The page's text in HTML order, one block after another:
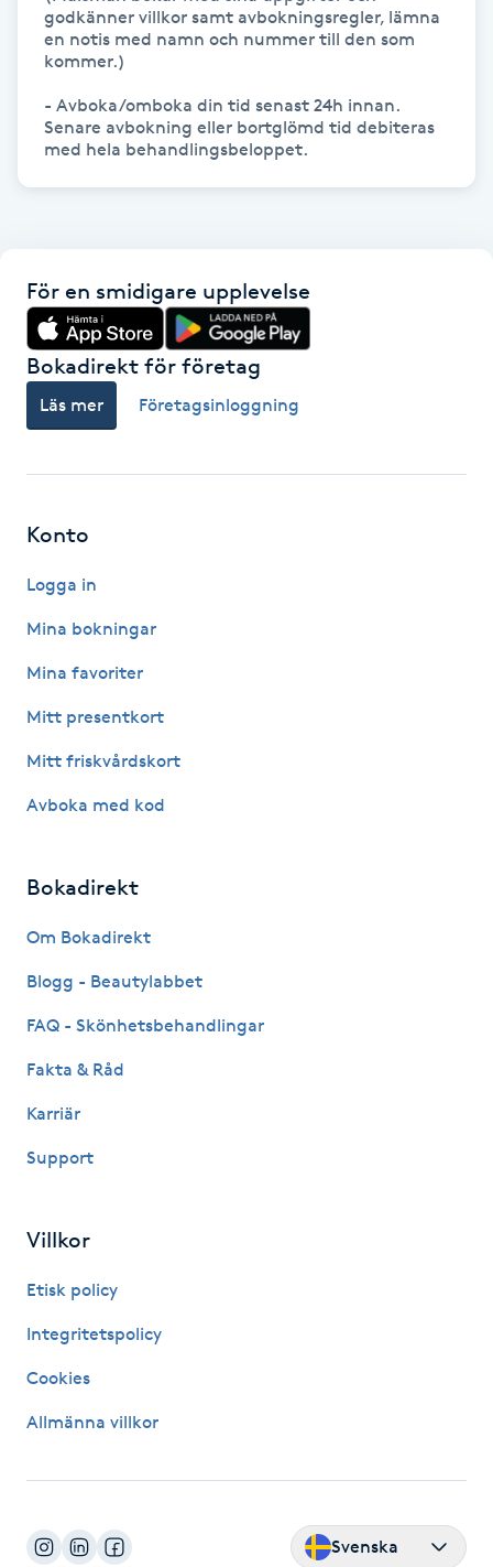
Gravidyoga
Gruppträning
Gua Sha-massage
Headspa
Healing
Herrklippning
HIFU
Hollywood Peel
Hot Stone Massage
Hudföryngring
Hyaluronsyra
Hypnos
Hårbottenbehandling
Hälsa
Idrottsmassage
IPL
godkänner villkor samt avbokningsregler, lämna
en notis med namn och nummer till den som
kommer.)
- Avboka/omboka din tid senast 24h innan.
Senare avbokning eller bortglömd tid debiteras
med hela behandlingsbeloppet.
För en smidigare upplevelse
Bokadirekt för företag
Läs mer Företagsinloggning
Konto
Logga in
Mina bokningar
Mina favoriter
Mitt presentkort
Mitt friskvårdskort
Avboka med kod
Bokadirekt
Om Bokadirekt
Blogg - Beautylabbet
FAQ - Skönhetsbehandlingar
Fakta & Råd
Karriär
Support
Villkor
Etisk policy
Integritetspolicy
Cookies
Allmänna villkor
Svenska